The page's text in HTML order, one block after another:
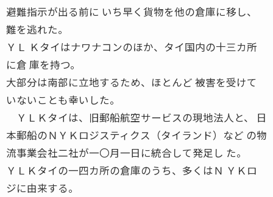
避難指示が出る前に いち早く貨物を他の倉庫に移し、
難を逃れた。
ＹＬ Ｋタイはナワナコンのほか、タイ国内の十三カ所
に倉 庫を持つ。
大部分は南部に立地するため、ほとんど 被害を受けて
いないことも幸いした。
ＹＬＫタイは、旧郵船航空サービスの現地法人と、 日
本郵船のＮＹＫロジスティクス（タイランド）など の物
流事業会社二社が一〇月一日に統合して発足し た。
ＹＬＫタイの一四カ所の倉庫のうち、多くはＮ ＹＫロ
ジに由来する。